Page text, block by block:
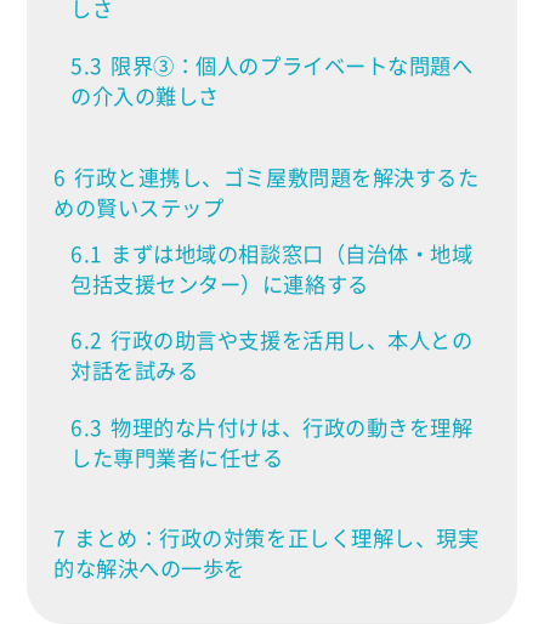
しさ
5.3 限界③：個人のプライベートな問題へ
の介入の難しさ
6 行政と連携し、ゴミ屋敷問題を解決するた
めの賢いステップ
6.1 まずは地域の相談窓口（自治体・地域
包括支援センター）に連絡する
6.2 行政の助言や支援を活用し、本人との
対話を試みる
6.3 物理的な片付けは、行政の動きを理解
した専門業者に任せる
7 まとめ：行政の対策を正しく理解し、現実
的な解決への一歩を